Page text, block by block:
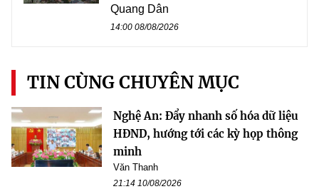
Quang Dân
14:00 08/08/2026
TIN CÙNG CHUYÊN MỤC
Nghệ An: Đẩy nhanh số hóa dữ liệu
HĐND, hướng tới các kỳ họp thông
minh
Văn Thanh
21:14 10/08/2026